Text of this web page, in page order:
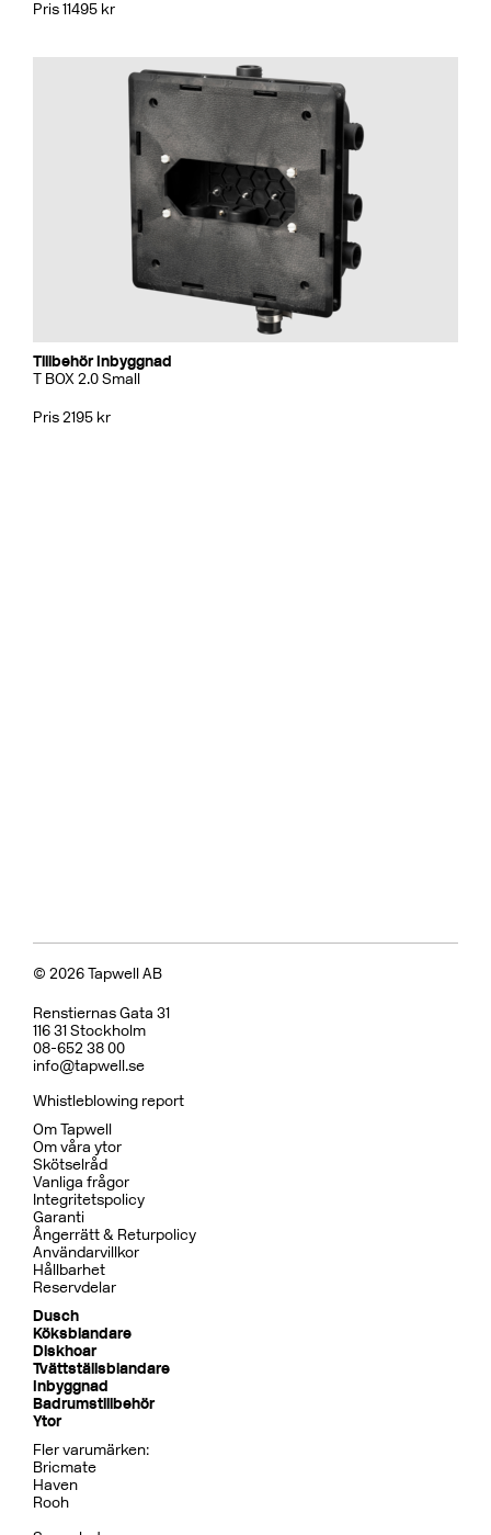
Pris 11495 kr
Tillbehör Inbyggnad
T BOX 2.0 Small
Pris 2195 kr
© 2026 Tapwell AB
Renstiernas Gata 31
116 31 Stockholm
08-652 38 00
info@tapwell.se
Whistleblowing report
Om Tapwell
Om våra ytor
Skötselråd
Vanliga frågor
Integritetspolicy
Garanti
Ångerrätt & Returpolicy
Användarvillkor
Hållbarhet
Reservdelar
Dusch
Köksblandare
Diskhoar
Tvättställsblandare
Inbyggnad
Badrumstillbehör
Ytor
Fler varumärken:
Bricmate
Haven
Rooh